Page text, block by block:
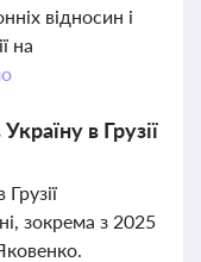
відносин і
на
в Грузії
зокрема з 2025